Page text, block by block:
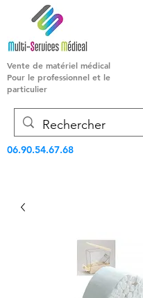
Vente de matériel médical
Pour le professionnel et le
particulier
06.90.54.67.68